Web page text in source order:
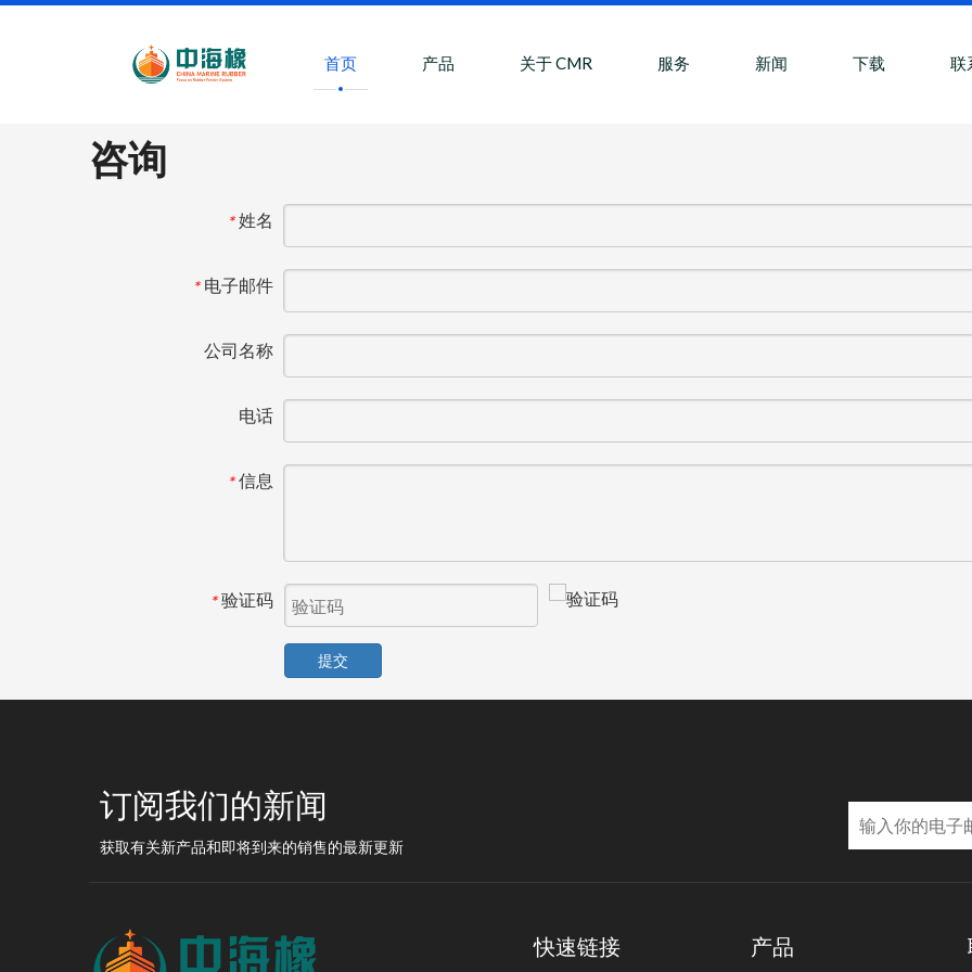
首页 产品 关于 CMR 服务 新闻 下载 联
咨询
* 姓名
* 电子邮件
公司名称
电话
* 信息
* 验证码
提交
订阅我们的新闻
获取有关新产品和即将到来的销售的最新更新
快速链接 产品